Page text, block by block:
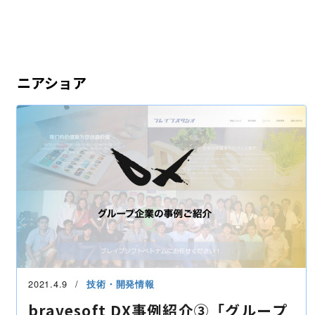
ニアショア
2021.4.9 技術・開発情報
bravesoft DX事例紹介③「グループ